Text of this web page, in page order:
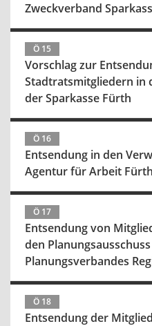
Zweckverband
Ö 15
Vorschlag zur
Stadtratsmitgliedern in
der Sparkasse Fürth
Ö 16
Entsendung in den
Agentur für Arbeit Fürth
Ö 17
Entsendung von
den
Planungsverbandes
Ö 18
Entsendung der